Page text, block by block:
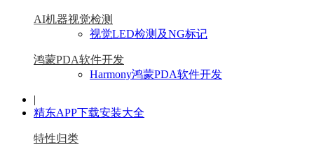
AI机器视觉检测
视觉LED检测及NG标记
鸿蒙PDA软件开发
Harmony鸿蒙PDA软件开发
|
精东APP下载安装大全
特性归类